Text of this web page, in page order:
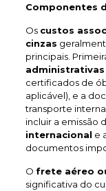
Componentes
Os custos
cinzas
principais.
administrativas
certificados de
aplicável), e a
transporte
incluir a emissão
internacional e
documentos
O frete aéreo
significativa do